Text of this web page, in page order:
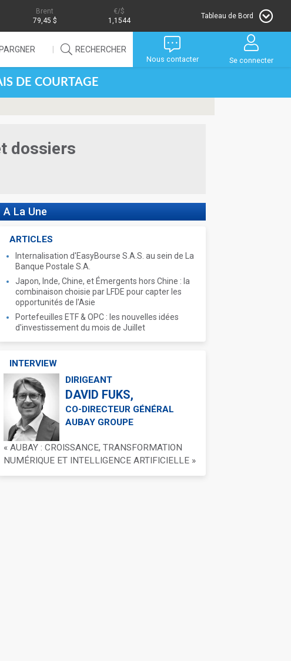
Brent
79,45 $
/$
1,1544
Tableau de Bord
RECHERCHER
Nous contacter Se connecter
DE COURTAGE
dossiers
A La Une
ARTICLES
Internalisation d'EasyBourse S.A.S. au sein de La
Banque Postale S.A.
Japon, Inde, Chine, et Émergents hors Chine : la
combinaison choisie par LFDE pour capter les
opportunités de l'Asie
Portefeuilles ETF & OPC : les nouvelles idées
d'investissement du mois de Juillet
INTERVIEW
DIRIGEANT
DAVID FUKS,
CO-DIRECTEUR GÉNÉRAL
AUBAY GROUPE
« AUBAY : CROISSANCE, TRANSFORMATION
NUMÉRIQUE ET INTELLIGENCE ARTIFICIELLE »